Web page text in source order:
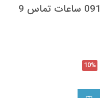
لطفا تماس بگیرید 09121890859 ساعات تماس 9
10%